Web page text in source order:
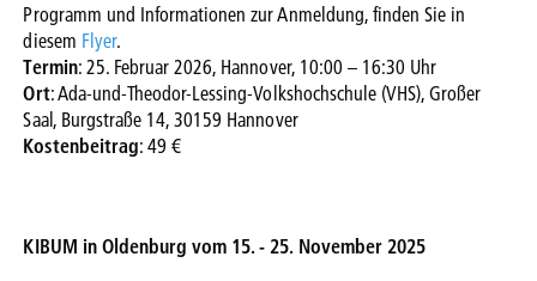
Programm und Informationen zur Anmeldung, finden Sie in
diesem Flyer.
Termin: 25. Februar 2026, Hannover, 10:00 – 16:30 Uhr
Ort: Ada-und-Theodor-Lessing-Volkshochschule (VHS), Großer
Saal, Burgstraße 14, 30159 Hannover
Kostenbeitrag: 49 €
KIBUM in Oldenburg vom 15. - 25. November 2025